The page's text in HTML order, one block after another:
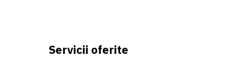
Servicii oferite